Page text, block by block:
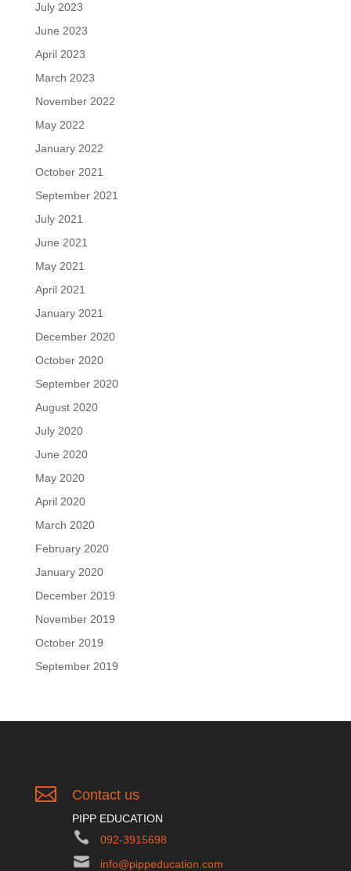
July 2023
June 2023
April 2023
March 2023
November 2022
May 2022
January 2022
October 2021
September 2021
July 2021
June 2021
May 2021
April 2021
January 2021
December 2020
October 2020
September 2020
August 2020
July 2020
June 2020
May 2020
April 2020
March 2020
February 2020
January 2020
December 2019
November 2019
October 2019
September 2019
 Contact us
PIPP EDUCATION
092-3915698
info@pippeducation.com